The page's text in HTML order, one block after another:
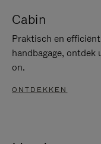
Cabin
Praktisch en
handbagage,
on.
ONTDEKKEN